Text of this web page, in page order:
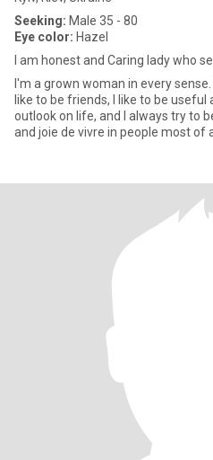
Seeking: Male 35 - 80
Eye color: Hazel
I am honest and Caring lady who
I'm a grown woman in every
like to be friends, I like to be useful
outlook on life, and I always try to
and joie de vivre in people most of